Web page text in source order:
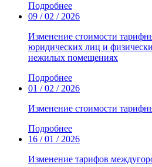
Подробнее
09 / 02 / 2026
Изменение стоимости
юридических лиц и
нежилых помещениях
Подробнее
01 / 02 / 2026
Изменение стоимости
Подробнее
16 / 01 / 2026
Изменение тарифов